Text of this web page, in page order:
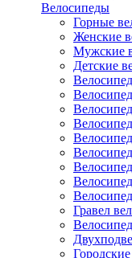
Велосипеды
Горные
Женские
Мужские
Детские
Гравел